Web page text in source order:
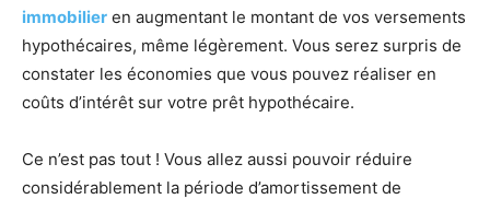
immobilier en augmentant le montant de vos versements
hypothécaires, même légèrement. Vous serez surpris de
constater les économies que vous pouvez réaliser en
coûts d’intérêt sur votre prêt hypothécaire.
Ce n’est pas tout ! Vous allez aussi pouvoir réduire
considérablement la période d’amortissement de